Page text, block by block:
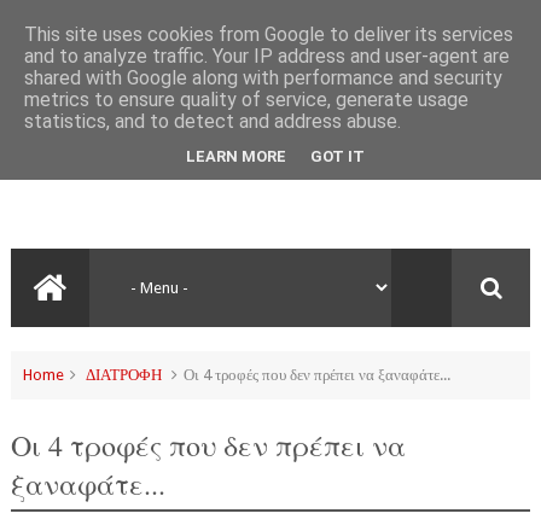
Home ΔΙΑΤΡΟΦΗ Οι 4 τροφές που δεν πρέπει να ξαναφάτε...
Οι 4 τροφές που δεν πρέπει να
ξαναφάτε...
This site uses cookies from Google to deliver its services
and to analyze traffic. Your IP address and user-agent are
shared with Google along with performance and security
metrics to ensure quality of service, generate usage
statistics, and to detect and address abuse.
LEARN MORE GOT IT